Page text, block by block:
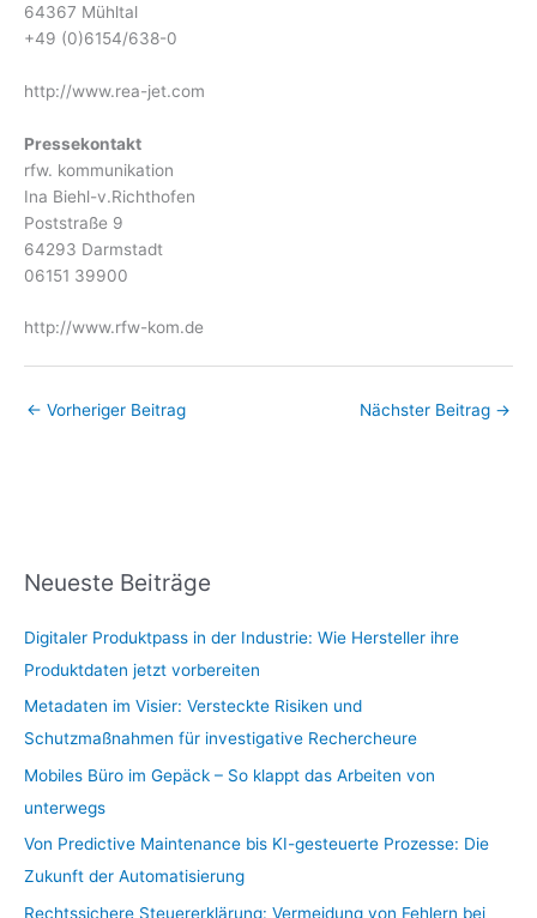
64367 Mühltal
+49 (0)6154/638-0
http://www.rea-jet.com
Pressekontakt
rfw. kommunikation
Ina Biehl-v.Richthofen
Poststraße 9
64293 Darmstadt
06151 39900
http://www.rfw-kom.de
← Vorheriger Beitrag Nächster Beitrag →
Neueste Beiträge
Digitaler Produktpass in der Industrie: Wie Hersteller ihre
Produktdaten jetzt vorbereiten
Metadaten im Visier: Versteckte Risiken und
Schutzmaßnahmen für investigative Rechercheure
Mobiles Büro im Gepäck – So klappt das Arbeiten von
unterwegs
Von Predictive Maintenance bis KI-gesteuerte Prozesse: Die
Zukunft der Automatisierung
Rechtssichere Steuererklärung: Vermeidung von Fehlern bei